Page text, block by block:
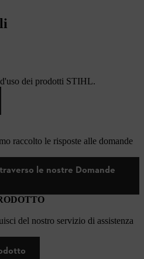
dei prodotti STIHL.
raccolto le risposte alle domande
le nostre Domande
del nostro servizio di assistenza